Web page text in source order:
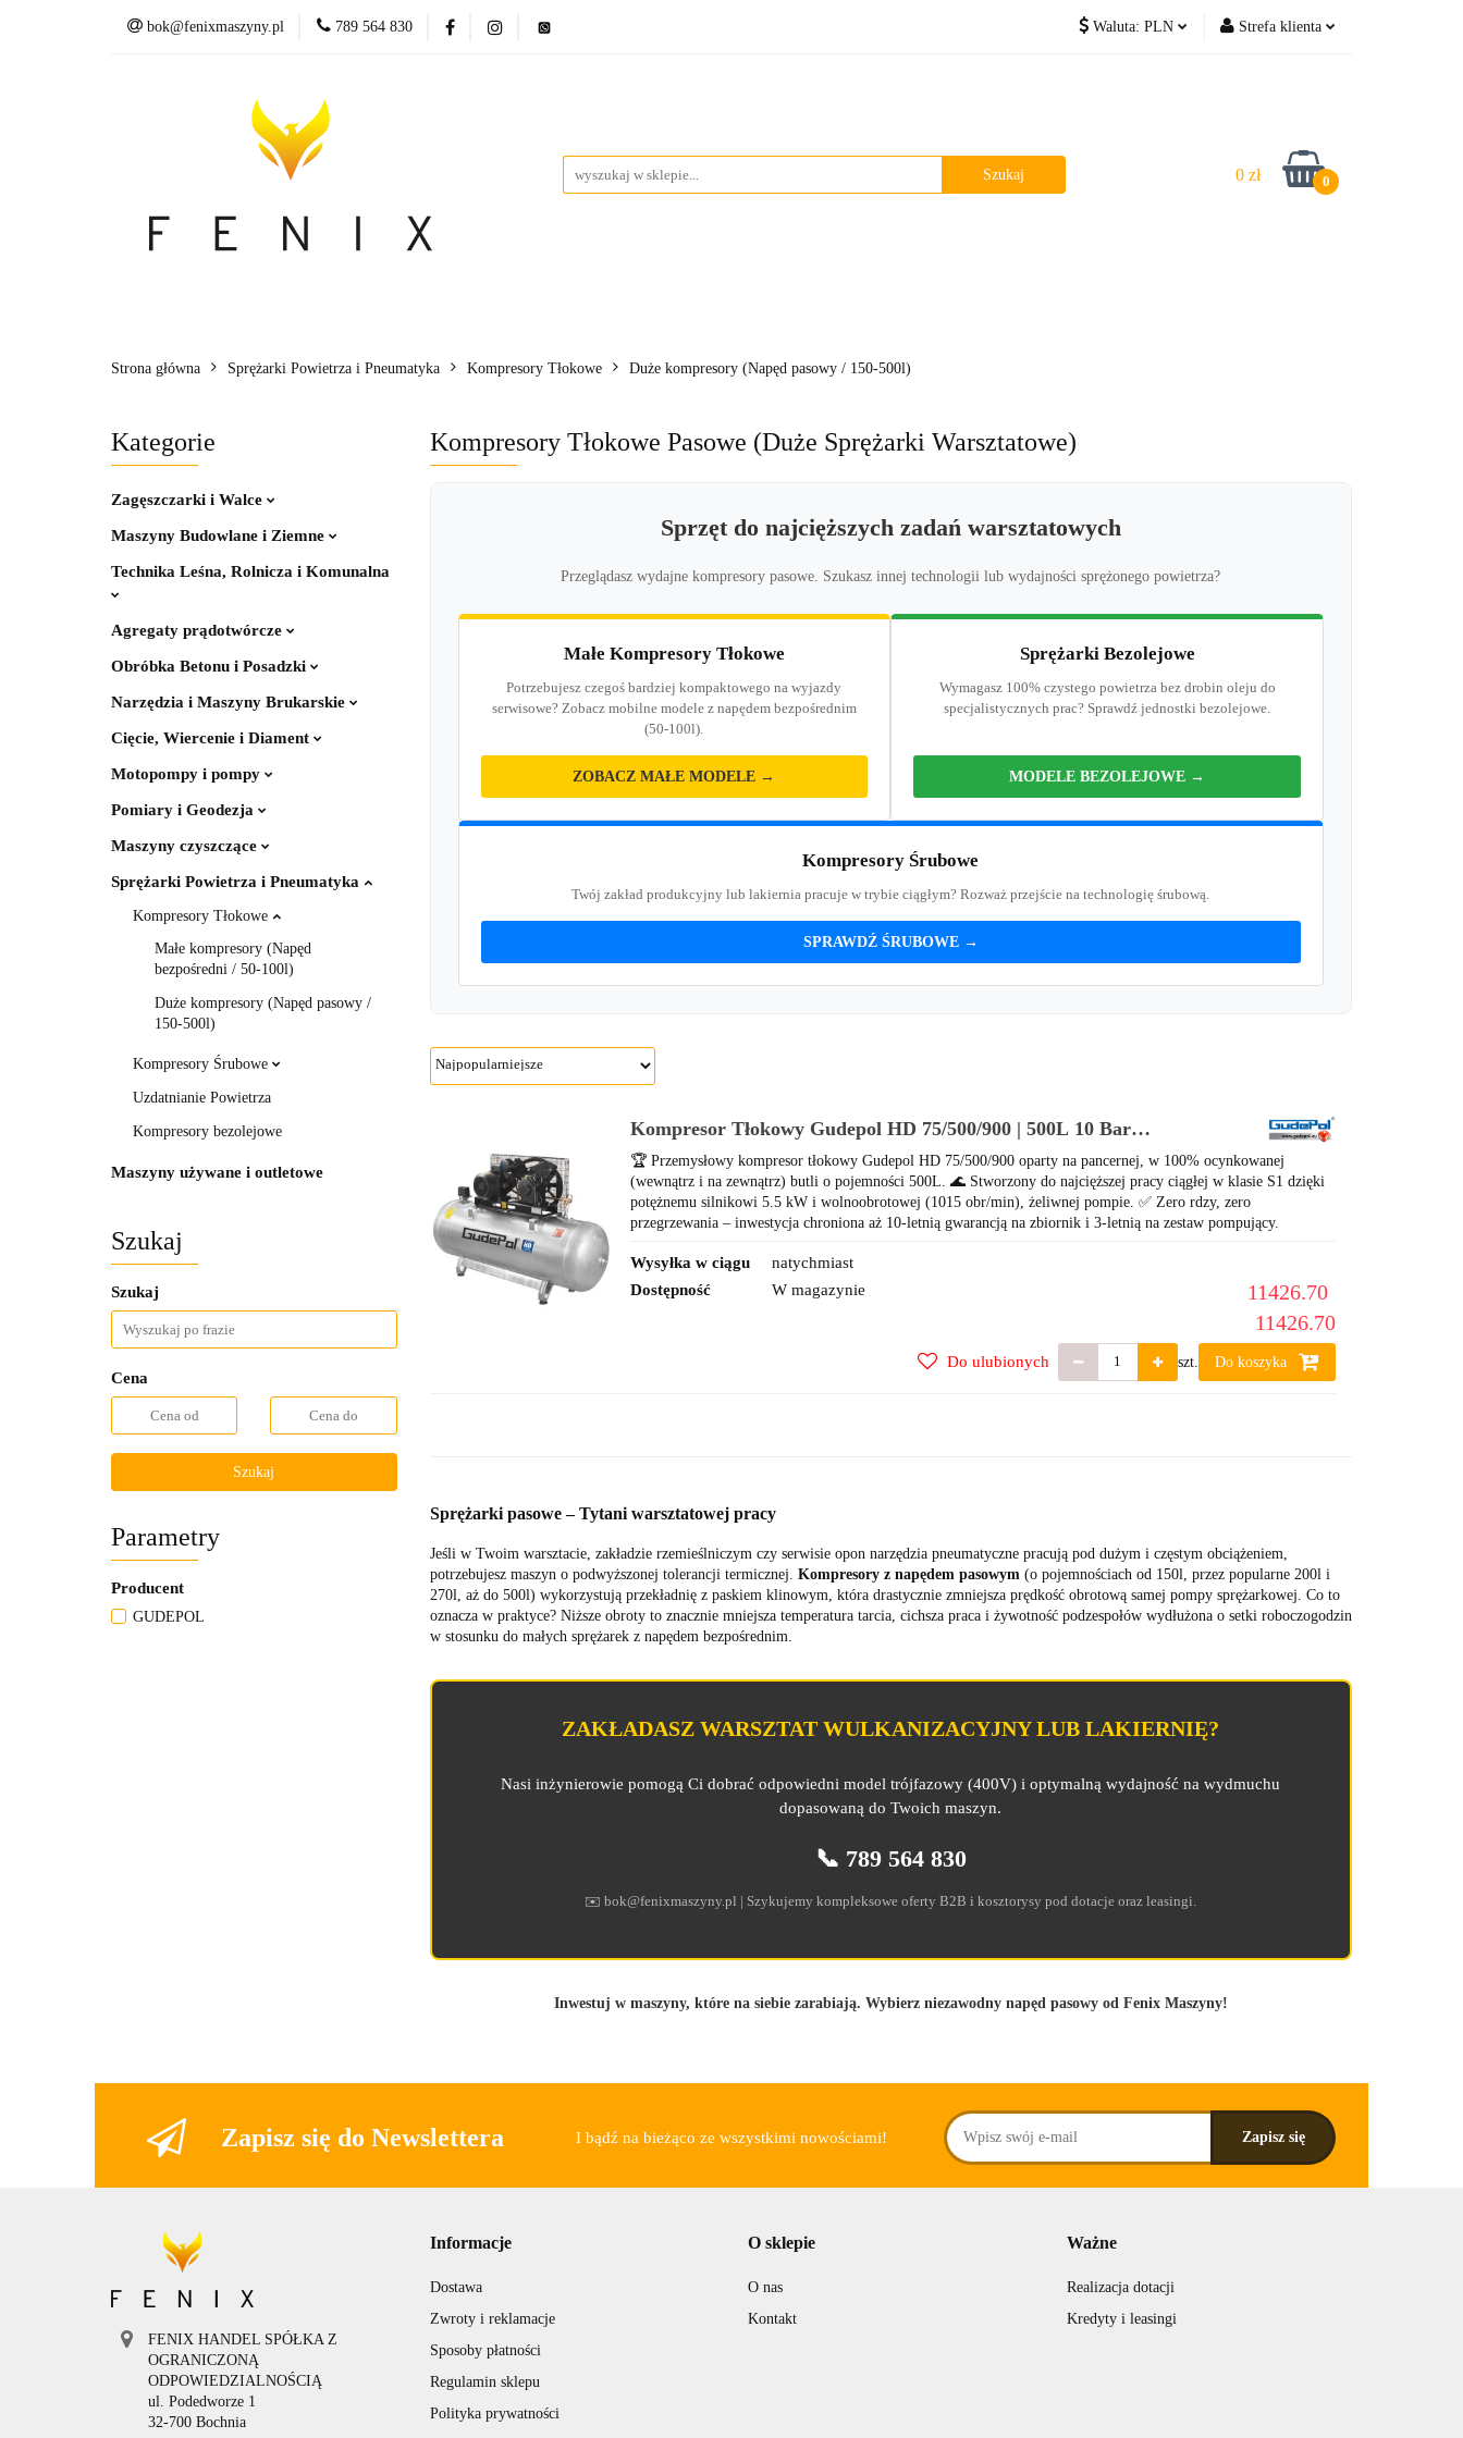
bok@fenixmaszyny.pl 789 564 830 Waluta: PLN Strefa klienta
Dodaj zgłoszenie
0 zł 0
Strona główna Sprężarki Powietrza i Pneumatyka Kompresory Tłokowe Duże kompresory (Napęd pasowy / 150-500l)
Kategorie
Zagęszczarki i Walce
Maszyny Budowlane i Ziemne
Technika Leśna, Rolnicza i Komunalna
Agregaty prądotwórcze
Obróbka Betonu i Posadzki
Narzędzia i Maszyny Brukarskie
Cięcie, Wiercenie i Diament
Motopompy i pompy
Pomiary i Geodezja
Maszyny czyszczące
Sprężarki Powietrza i Pneumatyka
Kompresory Tłokowe
Małe kompresory (Napęd
bezpośredni / 50-100l)
Duże kompresory (Napęd pasowy /
150-500l)
Kompresory Śrubowe
Uzdatnianie Powietrza
Kompresory bezolejowe
Maszyny używane i outletowe
Szukaj
Szukaj
Cena
Szukaj
Parametry
Producent
GUDEPOL
Kompresory Tłokowe Pasowe (Duże Sprężarki Warsztatowe)
Sprzęt do najcięższych zadań warsztatowych
Przeglądasz wydajne kompresory pasowe. Szukasz innej technologii lub wydajności sprężonego powietrza?
Małe Kompresory Tłokowe
Potrzebujesz czegoś bardziej kompaktowego na wyjazdy
serwisowe? Zobacz mobilne modele z napędem bezpośrednim
(50-100l).
ZOBACZ MAŁE MODELE →
Sprężarki Bezolejowe
Wymagasz 100% czystego powietrza bez drobin oleju do
specjalistycznych prac? Sprawdź jednostki bezolejowe.
MODELE BEZOLEJOWE →
Kompresory Śrubowe
Twój zakład produkcyjny lub lakiernia pracuje w trybie ciągłym? Rozważ przejście na technologię śrubową.
SPRAWDŹ ŚRUBOWE →
Kompresor Tłokowy Gudepol HD 75/500/900 | 500L 10 Bar |
Ocynkowany
🏆 Przemysłowy kompresor tłokowy Gudepol HD 75/500/900 oparty na pancernej, w 100% ocynkowanej
(wewnątrz i na zewnątrz) butli o pojemności 500L. 🌊 Stworzony do najcięższej pracy ciągłej w klasie S1 dzięki
potężnemu silnikowi 5.5 kW i wolnoobrotowej (1015 obr/min), żeliwnej pompie. ✅ Zero rdzy, zero
przegrzewania – inwestycja chroniona aż 10-letnią gwarancją na zbiornik i 3-letnią na zestaw pompujący.
Wysyłka w ciągu
natychmiast
Dostępność
W magazynie
11426.70
11426.70
szt. Do koszyka
Do ulubionych
Sprężarki pasowe – Tytani warsztatowej pracy
Jeśli w Twoim warsztacie, zakładzie rzemieślniczym czy serwisie opon narzędzia pneumatyczne pracują pod dużym i częstym obciążeniem,
potrzebujesz maszyn o podwyższonej tolerancji termicznej. Kompresory z napędem pasowym(o pojemnościach od 150l, przez popularne 200l i
270l, aż do 500l) wykorzystują przekładnię z paskiem klinowym, która drastycznie zmniejsza prędkość obrotową samej pompy sprężarkowej. Co to
oznacza w praktyce? Niższe obroty to znacznie mniejsza temperatura tarcia, cichsza praca i żywotność podzespołów wydłużona o setki roboczogodzin
w stosunku do małych sprężarek z napędem bezpośrednim.
ZAKŁADASZ WARSZTAT WULKANIZACYJNY LUB LAKIERNIĘ?
Nasi inżynierowie pomogą Ci dobrać odpowiedni model trójfazowy (400V) i optymalną wydajność na wydmuchu
dopasowaną do Twoich maszyn.
📞 789 564 830
✉️ bok@fenixmaszyny.pl | Szykujemy kompleksowe oferty B2B i kosztorysy pod dotacje oraz leasingi.
Inwestuj w maszyny, które na siebie zarabiają. Wybierz niezawodny napęd pasowy od Fenix Maszyny!
Zapisz się do Newslettera I bądź na bieżąco ze wszystkimi nowościami!
FENIX HANDEL SPÓŁKA Z
OGRANICZONĄ
ODPOWIEDZIALNOŚCIĄ
ul. Podedworze 1
32-700 Bochnia
Informacje
Dostawa
Zwroty i reklamacje
Sposoby płatności
Regulamin sklepu
Polityka prywatności
O sklepie
O nas
Kontakt
Ważne
Realizacja dotacji
Kredyty i leasingi